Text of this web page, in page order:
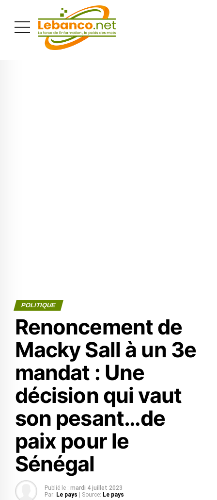
POLITIQUE
Renoncement de
Macky Sall à un 3e
mandat : Une
décision qui vaut
son pesant…de
paix pour le
Sénégal
Publié le : mardi 4 juillet 2023
Par: Le pays | Source: Le pays